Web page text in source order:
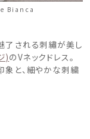
Bianca
了される刺繡が美し
)のVネックドレス。
象と、細やかな刺繍